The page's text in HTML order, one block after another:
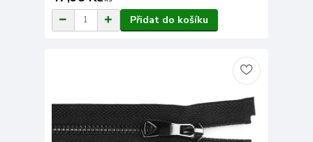
Přidat do košíku